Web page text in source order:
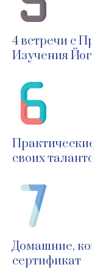
4 встречи с
Изучения
своих
Домашние,
сертификат